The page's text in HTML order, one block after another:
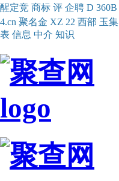
醒定竞 商标 评 企聘 D 360B
4.cn 聚名金 XZ 22 西部 玉集
表 信息 中介 知识